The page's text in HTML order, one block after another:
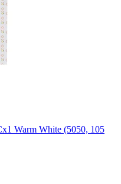
Warm White (5050, 105